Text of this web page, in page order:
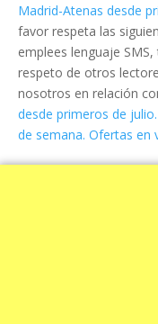
Madrid-Atenas desde
favor respeta las
emplees lenguaje
respeto de otros
nosotros en relación
desde primeros de
de semana. Ofertas en